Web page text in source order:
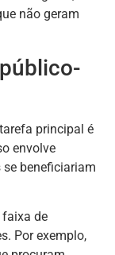
não geram
principal é
envolve
beneficiariam
faixa de
Por exemplo,